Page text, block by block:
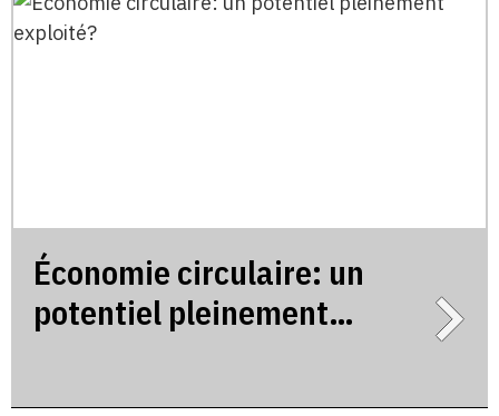
Économie circulaire: un
potentiel pleinement